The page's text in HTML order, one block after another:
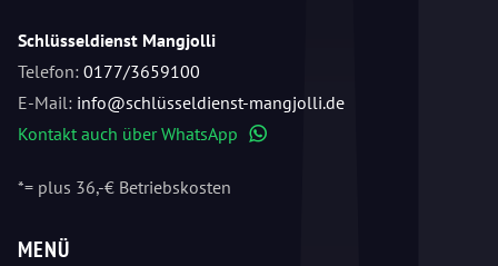
Schlüsseldienst Mangjolli
Telefon: 0177/3659100
E-Mail: info@schlüsseldienst-mangjolli.de
Kontakt auch über WhatsApp
*= plus 36,-€ Betriebskosten
MENÜ